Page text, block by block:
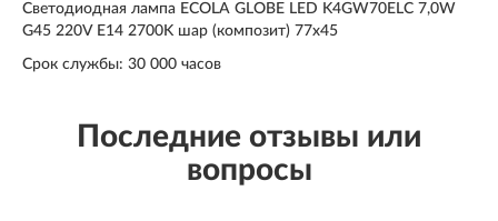
Светодиодная лампа ECOLA GLOBE LED K4GW70ELC 7,0W
G45 220V E14 2700K шар (композит) 77x45
Срок службы: 30 000 часов
Последние отзывы или
вопросы